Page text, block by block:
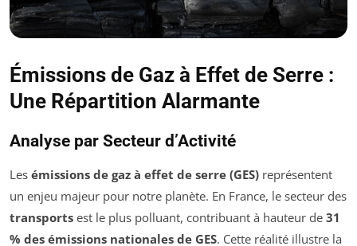
Émissions de Gaz à Effet de Serre :
Une Répartition Alarmante
Analyse par Secteur d’Activité
Les émissions de gaz à effet de serre (GES) représentent
un enjeu majeur pour notre planète. En France, le secteur des
transports est le plus polluant, contribuant à hauteur de 31
% des émissions nationales de GES. Cette réalité illustre la